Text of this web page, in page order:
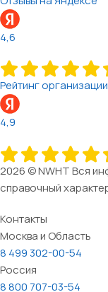
4,6
Рейтинг
4,9
2026 © NWHT Вся
справочный
Контакты
Москва и Область
8 499 302-00-54
Россия
8 800 707-03-54